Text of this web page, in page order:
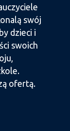
swój
dzieci i
swoich
ofertą.